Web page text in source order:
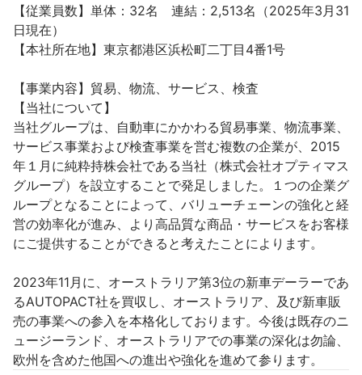
【従業員数】単体：32名　連結：2,513名（2025年3月31
日現在）
【本社所在地】東京都港区浜松町二丁目4番1号
【事業内容】貿易、物流、サービス、検査
【当社について】
当社グループは、自動車にかかわる貿易事業、物流事業、
サービス事業および検査事業を営む複数の企業が、2015
年１月に純粋持株会社である当社（株式会社オプティマス
グループ）を設立することで発足しました。１つの企業グ
ループとなることによって、バリューチェーンの強化と経
営の効率化が進み、より高品質な商品・サービスをお客様
にご提供することができると考えたことによります。
2023年11月に、オーストラリア第3位の新車デーラーであ
るAUTOPACT社を買収し、オーストラリア、及び新車販
売の事業への参入を本格化しております。今後は既存のニ
ュージーランド、オーストラリアでの事業の深化は勿論、
欧州を含めた他国への進出や強化を進めて参ります。